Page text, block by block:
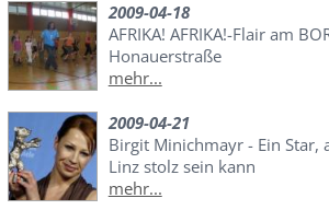
2009-04-18
AFRIKA! AFRIKA!-Flair am
Honauerstraße
mehr...
2009-04-21
Birgit Minichmayr - Ein Star,
Linz stolz sein kann
mehr...